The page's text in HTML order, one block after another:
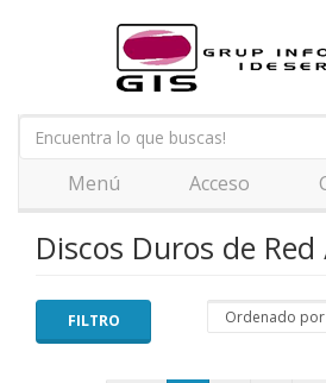
Menú Acceso
Discos Duros de Red
FILTRO